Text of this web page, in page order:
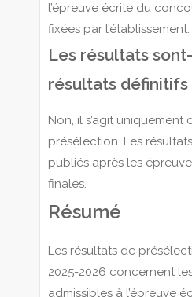
l’épreuve écrite du
fixées par l’établissement.
Les résultats
résultats définitifs
Non, il s’agit uniquement
présélection. Les
publiés après les
finales.
Résumé
Les résultats de
2025-2026 concernent
admissibles à l’épreuve